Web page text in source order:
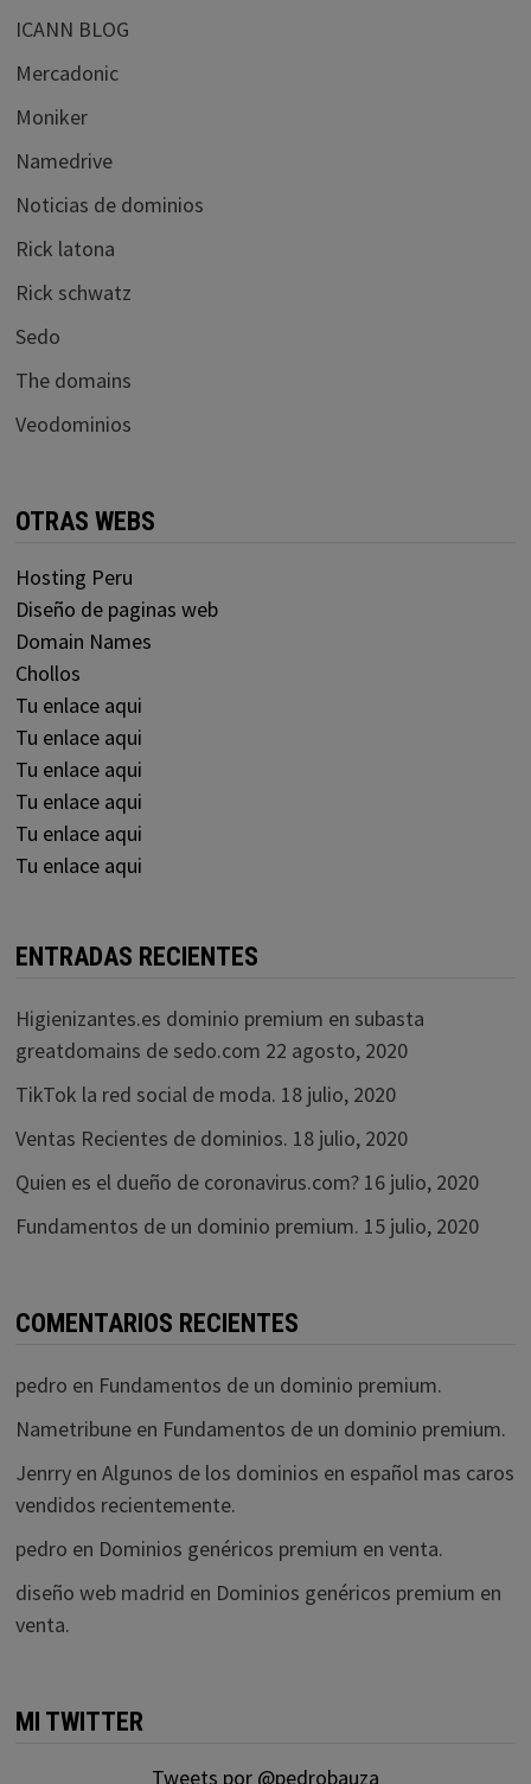
ICANN BLOG
Mercadonic
Moniker
Namedrive
Noticias de dominios
Rick latona
Rick schwatz
Sedo
The domains
Veodominios
OTRAS WEBS
Hosting Peru
Diseño de paginas web
Domain Names
Chollos
Tu enlace aqui
Tu enlace aqui
Tu enlace aqui
Tu enlace aqui
Tu enlace aqui
Tu enlace aqui
ENTRADAS RECIENTES
Higienizantes.es dominio premium en subasta
greatdomains de sedo.com 22 agosto, 2020
TikTok la red social de moda. 18 julio, 2020
Ventas Recientes de dominios. 18 julio, 2020
Quien es el dueño de coronavirus.com? 16 julio, 2020
Fundamentos de un dominio premium. 15 julio, 2020
COMENTARIOS RECIENTES
pedro en Fundamentos de un dominio premium.
Nametribuneen Fundamentos de un dominio premium.
Jenrryen Algunos de los dominios en español mas caros
vendidos recientemente.
pedro en Dominios genéricos premium en venta.
diseño web madrid en Dominios genéricos premium en
venta.
MI TWITTER
Tweets por @pedrobauza